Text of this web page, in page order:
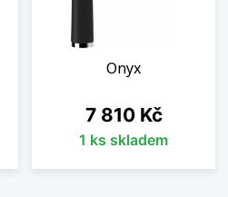
Onyx
Cena
7 810 Kč
1 ks skladem